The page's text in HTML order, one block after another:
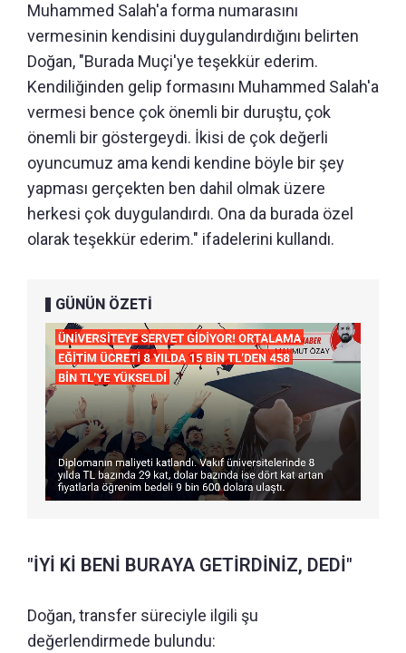
Muhammed Salah'a forma numarasını
vermesinin kendisini duygulandırdığını belirten
Doğan, "Burada Muçi'ye teşekkür ederim.
Kendiliğinden gelip formasını Muhammed Salah'a
vermesi bence çok önemli bir duruştu, çok
önemli bir göstergeydi. İkisi de çok değerli
oyuncumuz ama kendi kendine böyle bir şey
yapması gerçekten ben dahil olmak üzere
herkesi çok duygulandırdı. Ona da burada özel
olarak teşekkür ederim." ifadelerini kullandı.
GÜNÜN ÖZETİ
"İYİ Kİ BENİ BURAYA GETİRDİNİZ, DEDİ"
Doğan, transfer süreciyle ilgili şu
değerlendirmede bulundu: